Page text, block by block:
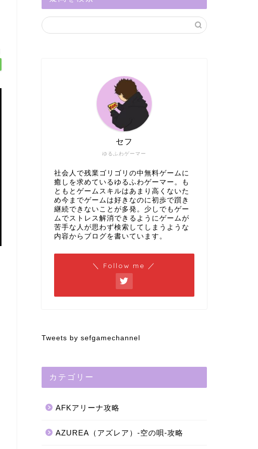
ゆるふわゲーマー
セフ
社会人で残業ゴリゴリの中無料ゲームに
癒しを求めているゆるふわゲーマー。も
ともとゲームスキルはあまり高くないた
め今までゲームは好きなのに初歩で躓き
継続できないことが多発。少しでもゲー
ムでストレス解消できるようにゲームが
苦手な人が思わず検索してしまうような
内容からブログを書いています。
＼ Follow me ／
Tweets by sefgamechannel
カテゴリー
AFKアリーナ攻略
AZUREA（アズレア）-空の唄-攻略